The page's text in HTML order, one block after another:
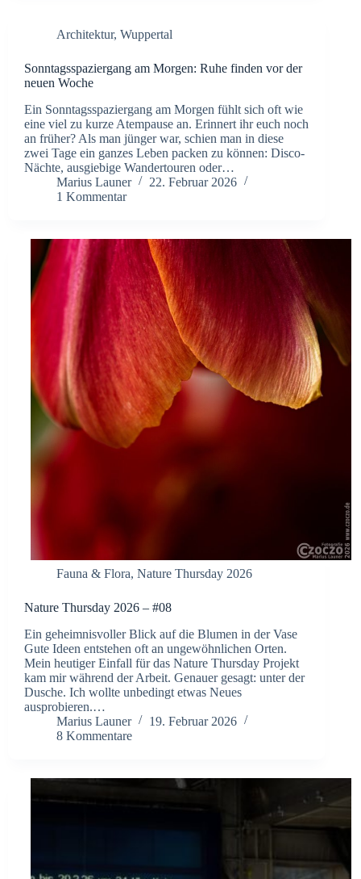
Architektur, Wuppertal
Sonntagsspaziergang am Morgen: Ruhe finden vor der
neuen Woche
​Ein Sonntagsspaziergang am Morgen fühlt sich oft wie
eine viel zu kurze Atempause an. Erinnert ihr euch noch
an früher? Als man jünger war, schien man in diese
zwei Tage ein ganzes Leben packen zu können: Disco-
Nächte, ausgiebige Wandertouren oder…
Marius Launer
22. Februar 2026
1 Kommentar
Fauna & Flora, Nature Thursday 2026
Nature Thursday 2026 – #08
Ein geheimnisvoller Blick auf die Blumen in der Vase
Gute Ideen entstehen oft an ungewöhnlichen Orten.
Mein heutiger Einfall für das Nature Thursday Projekt
kam mir während der Arbeit. Genauer gesagt: unter der
Dusche. Ich wollte unbedingt etwas Neues
ausprobieren.…
Marius Launer
19. Februar 2026
8 Kommentare